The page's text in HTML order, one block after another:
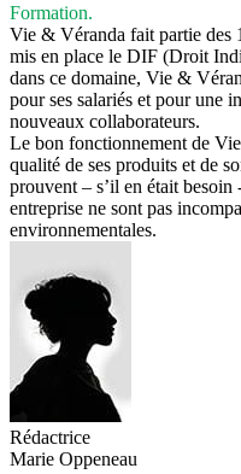
Formation.
Vie & Véranda fait partie des
mis en place le DIF (Droit
dans ce domaine, Vie &
pour ses salariés et pour une
nouveaux collaborateurs.
Le bon fonctionnement de
qualité de ses produits et de
prouvent – s’il en était besoin
entreprise ne sont pas
environnementales.
Rédactrice
Marie Oppeneau